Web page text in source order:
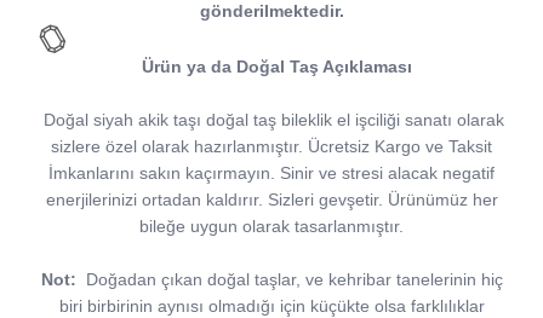
gönderilmektedir.
Ürün ya da Doğal Taş Açıklaması
Doğal siyah akik taşı doğal taş bileklik el işciliği sanatı olarak
sizlere özel olarak hazırlanmıştır. Ücretsiz Kargo ve Taksit
İmkanlarını sakın kaçırmayın. Sinir ve stresi alacak negatif
enerjilerinizi ortadan kaldırır. Sizleri gevşetir. Ürünümüz her
bileğe uygun olarak tasarlanmıştır.
Not:
Doğadan çıkan doğal taşlar, ve kehribar tanelerinin hiç
biri birbirinin aynısı olmadığı için küçükte olsa farklılıklar